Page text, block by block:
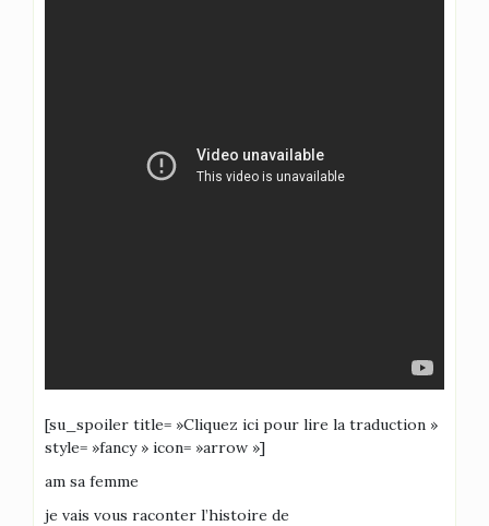
[su_spoiler title= »Cliquez ici pour lire la traduction »
style= »fancy » icon= »arrow »]
am sa femme
je vais vous raconter l’histoire de